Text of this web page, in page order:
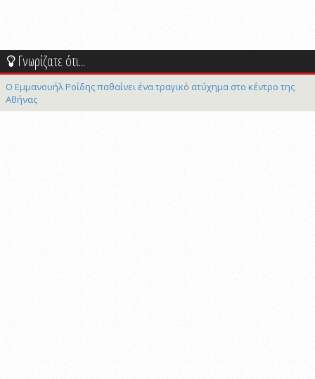
Γνωρίζατε ότι...
Ο Εμμανουήλ Ροΐδης παθαίνει ένα τραγικό ατύχημα στο κέντρο της
Αθήνας